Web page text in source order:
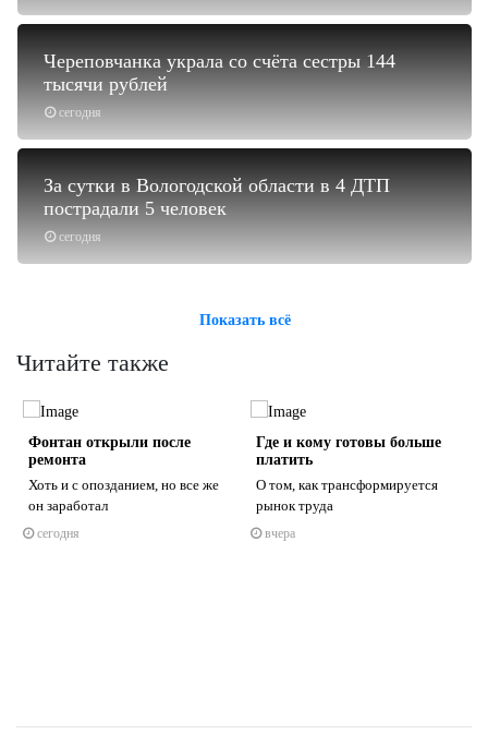
сегодня
Череповчанка украла со счёта сестры 144
тысячи рублей
сегодня
За сутки в Вологодской области в 4 ДТП
пострадали 5 человек
Показать всё
Читайте также
Фонтан открыли после
ремонта
Хоть и с опозданием, но все же
он заработал
сегодня
Где и кому готовы больше
платить
О том, как трансформируется
рынок труда
вчера